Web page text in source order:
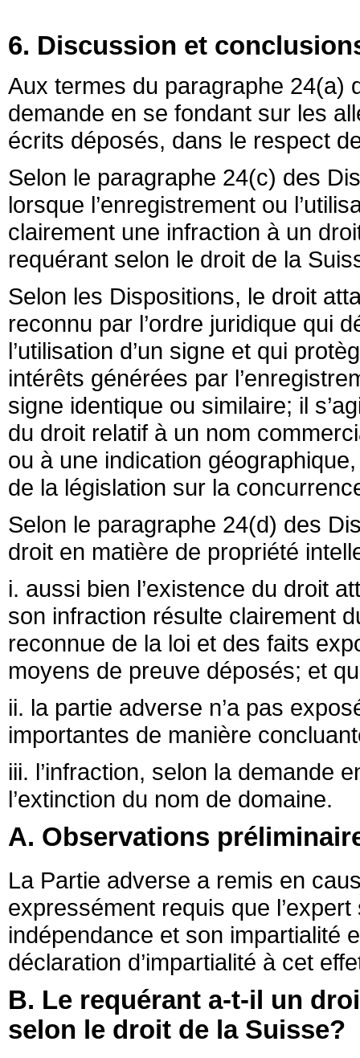
6. Discussion et
Aux termes du paragraphe 24(a)
demande en se fondant sur les
écrits déposés, dans le respect
Selon le paragraphe 24(c) des
lorsque l’enregistrement ou
clairement une infraction à un
requérant selon le droit de la
Selon les Dispositions, le droit
reconnu par l’ordre juridique qui
l’utilisation d’un signe et qui
intérêts générées par
signe identique ou similaire; il
du droit relatif à un nom
ou à une indication
de la législation sur la
Selon le paragraphe 24(d) des
droit en matière de propriété
i. aussi bien l’existence du droit
son infraction résulte clairement
reconnue de la loi et des faits
moyens de preuve déposés; et
ii. la partie adverse n’a pas
importantes de manière
iii. l’infraction, selon la demande
l’extinction du nom de domaine.
A. Observations
La Partie adverse a remis en
expressément requis que
indépendance et son impartialité
déclaration d’impartialité à cet
B. Le requérant a-t-il un
selon le droit de la Suisse?